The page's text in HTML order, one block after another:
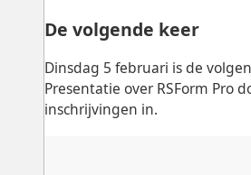
De volgende keer
Dinsdag 5 februari is de
Presentatie over RSForm Pro
inschrijvingen in.